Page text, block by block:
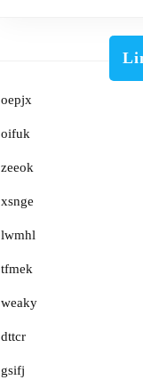
oepjx
oifuk
zeeok
xsnge
lwmhl
tfmek
weaky
dttcr
gsifj